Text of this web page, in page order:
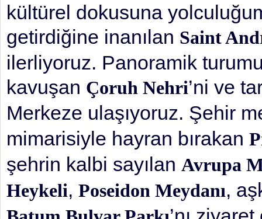
kültürel dokusuna
getirdiğine inanılan Saint
ilerliyoruz. Panoramik
kavuşan Çoruh Nehri’ni ve
Merkeze ulaşıyoruz. Şehir
mimarisiyle hayran bırakan
şehrin kalbi sayılan Avrupa
Heykeli, Poseidon Meydanı,